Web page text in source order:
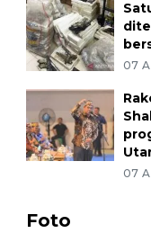
07
07
Foto